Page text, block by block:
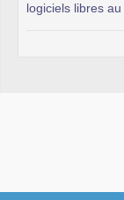
logiciels libres